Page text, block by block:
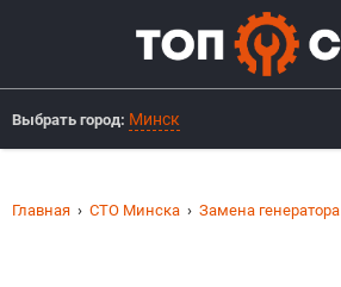
Выбрать город: Минск
Главная СТО Минска Замена генератора